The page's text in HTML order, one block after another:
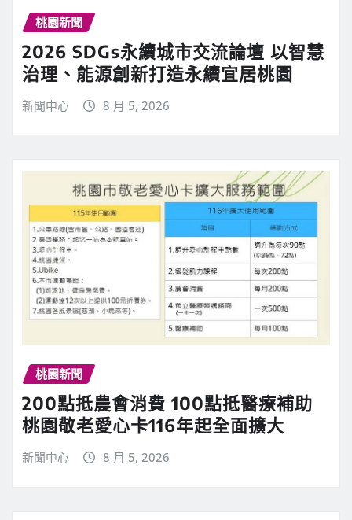
桃園新聞
2026 SDGs永續城市交流論壇 以智慧
治理、能源創新打造永續宜居桃園
新聞中心 8 月 5, 2026
桃園新聞
200點抵農會消費 100點抵醫療補助
桃園敬老愛心卡116年起全面擴大
新聞中心 8 月 5, 2026